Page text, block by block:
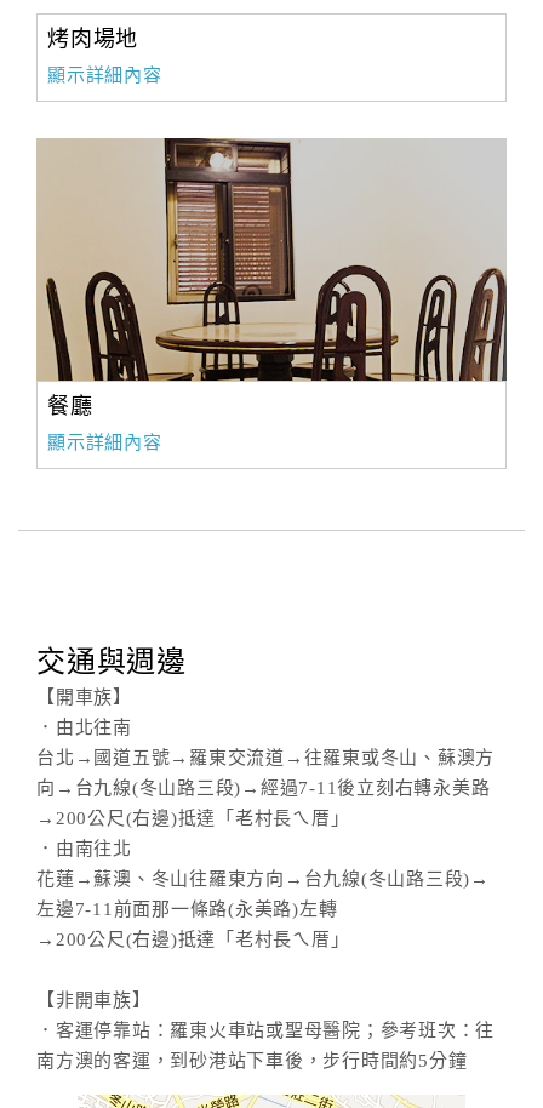
烤肉場地
顯示詳細內容
餐廳
顯示詳細內容
交通與週邊
【開車族】
．由北往南
台北→國道五號→羅東交流道→往羅東或冬山、蘇澳方
向→台九線(冬山路三段)→經過7-11後立刻右轉永美路
→200公尺(右邊)抵達「老村長ㄟ厝」
．由南往北
花蓮→蘇澳、冬山往羅東方向→台九線(冬山路三段)→
左邊7-11前面那一條路(永美路)左轉
→200公尺(右邊)抵達「老村長ㄟ厝」
【非開車族】
．客運停靠站：羅東火車站或聖母醫院；參考班次：往
南方澳的客運，到砂港站下車後，步行時間約5分鐘